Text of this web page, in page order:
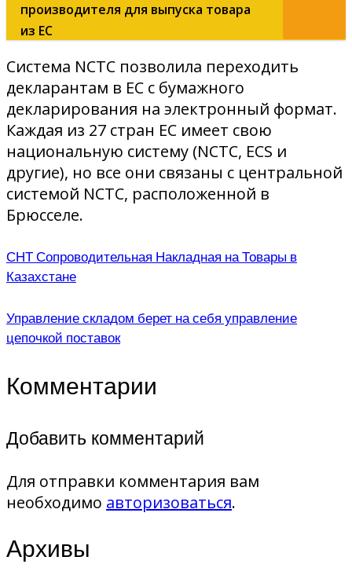
производителя для выпуска товара
из ЕС
Система NCTC позволила переходить
декларантам в ЕС с бумажного
декларирования на электронный формат.
Каждая из 27 стран ЕС имеет свою
национальную систему (NCTC, ECS и
другие), но все они связаны с центральной
системой NCTC, расположенной в
Брюсселе.
СНТ Сопроводительная Накладная на Товары в
Казахстане
Управление складом берет на себя управление
цепочкой поставок
Комментарии
Добавить комментарий
Для отправки комментария вам
необходимо авторизоваться.
Архивы